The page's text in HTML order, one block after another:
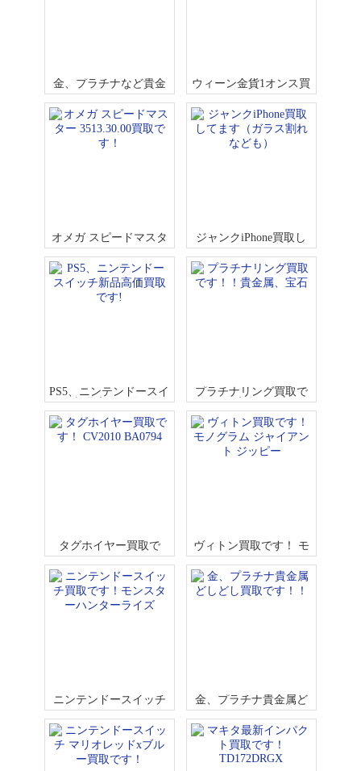
金、プラチナなど貴金
属買取です！！
ウィーン金貨1オンス買
取です！
オメガ スピードマスタ
ー 3513.30.00買取で
す！
ジャンクiPhone買取し
てます（ガラス割れな
ども）
PS5、ニンテンドースイ
ッチ新品高価買取です!
プラチナリング買取で
す！！貴金属、宝石
タグホイヤー買取で
す！ CV2010 BA0794
ヴィトン買取です！ モ
ノグラム ジャイアント
ジッピー
ニンテンドースイッチ
買取です！モンスター
ハンターライズ
金、プラチナ貴金属ど
しどし買取です！！